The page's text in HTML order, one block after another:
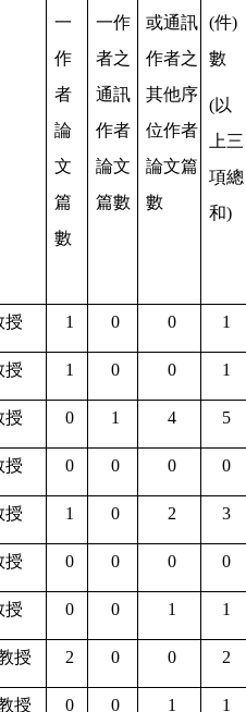
一
作
者
論
文
篇
數
一作
者之
通訊
作者
論文
篇數
或通訊
作者之
其他序
位作者
論文篇
數
(件)
數
(以
上三
項總
和)
授 1 0 0 1
授 1 0 0 1
授 0 1 4 5
授 0 0 0 0
授 1 0 2 3
授 0 0 0 0
授 0 0 1 1
授 2 0 0 2
授 0 0 1 1